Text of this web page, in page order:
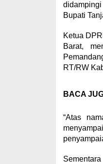
Bupati
Ketua
Barat,
RT/RW
BACA
“Atas